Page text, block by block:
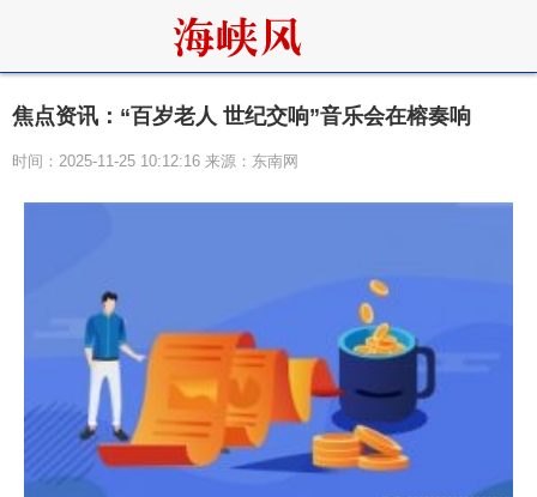
焦点资讯：“百岁老人 世纪交响”音乐会在榕奏响
时间：2025-11-25 10:12:16 来源：东南网